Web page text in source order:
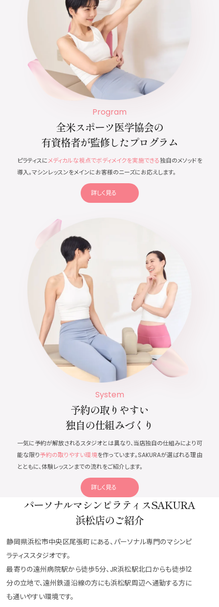
Program
全米スポーツ医学協会の
有資格者が監修したプログラム
ピラティスにメディカルな視点でボディメイクを実施できる独自のメソッドを
導入。マシンレッスンをメインにお客様のニーズにお応えします。
詳しく見る
System
予約の取りやすい
独自の仕組みづくり
一気に予約が解放されるスタジオとは異なり、当店独自の仕組みにより可
能な限り予約の取りやすい環境を作っています。SAKURAが選ばれる理由
とともに、体験レッスンまでの流れをご紹介します。
詳しく見る
パーソナルマシンピラティスSAKURA
浜松店のご紹介
静岡県浜松市中央区尾張町にある、パーソナル専門のマシンピ
ラティススタジオです。
最寄りの遠州病院駅から徒歩5分、JR浜松駅北口からも徒歩12
分の立地で、遠州鉄道沿線の方にも浜松駅周辺へ通勤する方に
も通いやすい環境です。